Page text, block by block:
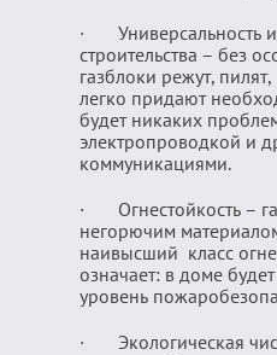
· Универсальность и
строительства – без
газблоки режут,
легко придают
будет никаких
электропроводкой и
коммуникациями.
· Огнестойкость –
негорючим
наивысший класс
означает: в доме
уровень
· Экологическая